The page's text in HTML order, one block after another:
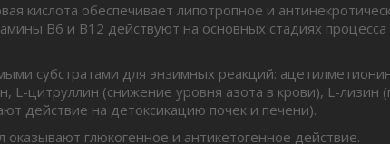
кислота обеспечивает липотропное и
В6 и В12 действуют на основных стадиях
субстратами для энзимных реакций:
цитруллин (снижение уровня азота в крови), L-лизин
действие на детоксикацию почек и печени).
глюкогенное и антикетогенное действие.